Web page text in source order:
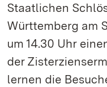
Staatlichen
Württemberg am
um 14.30 Uhr
der
lernen die